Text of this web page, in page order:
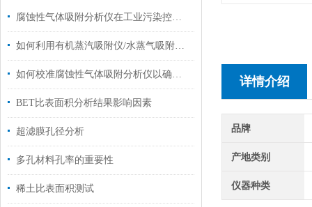
腐蚀性气体吸附分析仪在工业污染控制中的应用说明
如何利用有机蒸汽吸附仪/水蒸气吸附分析仪测试材料的吸附性能？
如何校准腐蚀性气体吸附分析仪以确保数据准确性
BET比表面积分析结果影响因素
超滤膜孔径分析
多孔材料孔率的重要性
稀土比表面积测试
详情介绍
品牌
产地类别
仪器种类